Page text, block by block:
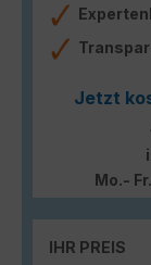
Jetzt
Mo.-
IHR PREIS